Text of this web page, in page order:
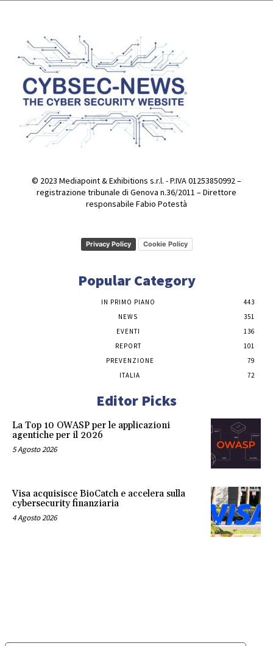
© 2023 Mediapoint & Exhibitions s.r.l. - P.IVA 01253850992 –
registrazione tribunale di Genova n.36/2011 – Direttore
responsabile Fabio Potestà
Privacy Policy Cookie Policy
Popular Category
IN PRIMO PIANO
443
NEWS
351
EVENTI
136
REPORT
101
PREVENZIONE
79
ITALIA
72
Editor Picks
La Top 10 OWASP per le applicazioni
agentiche per il 2026
5 Agosto 2026
Visa acquisisce BioCatch e accelera sulla
cybersecurity finanziaria
4 Agosto 2026